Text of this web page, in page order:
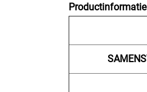
Productinformatie